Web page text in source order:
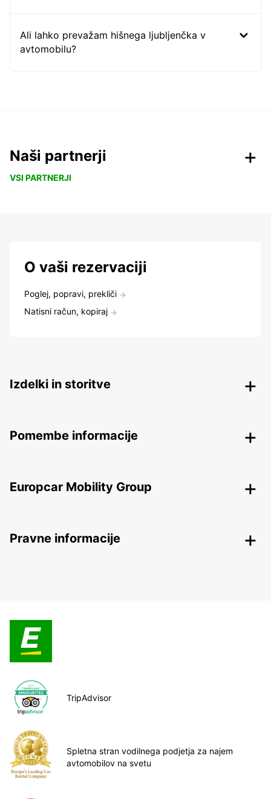
Ali lahko prevažam hišnega ljubljenčka v
avtomobilu?
Naši partnerji
VSI PARTNERJI
O vaši rezervaciji
Poglej, popravi, prekliči
Natisni račun, kopiraj
Izdelki in storitve
Pomembe informacije
Europcar Mobility Group
Pravne informacije
TripAdvisor
Spletna stran vodilnega podjetja za najem
avtomobilov na svetu